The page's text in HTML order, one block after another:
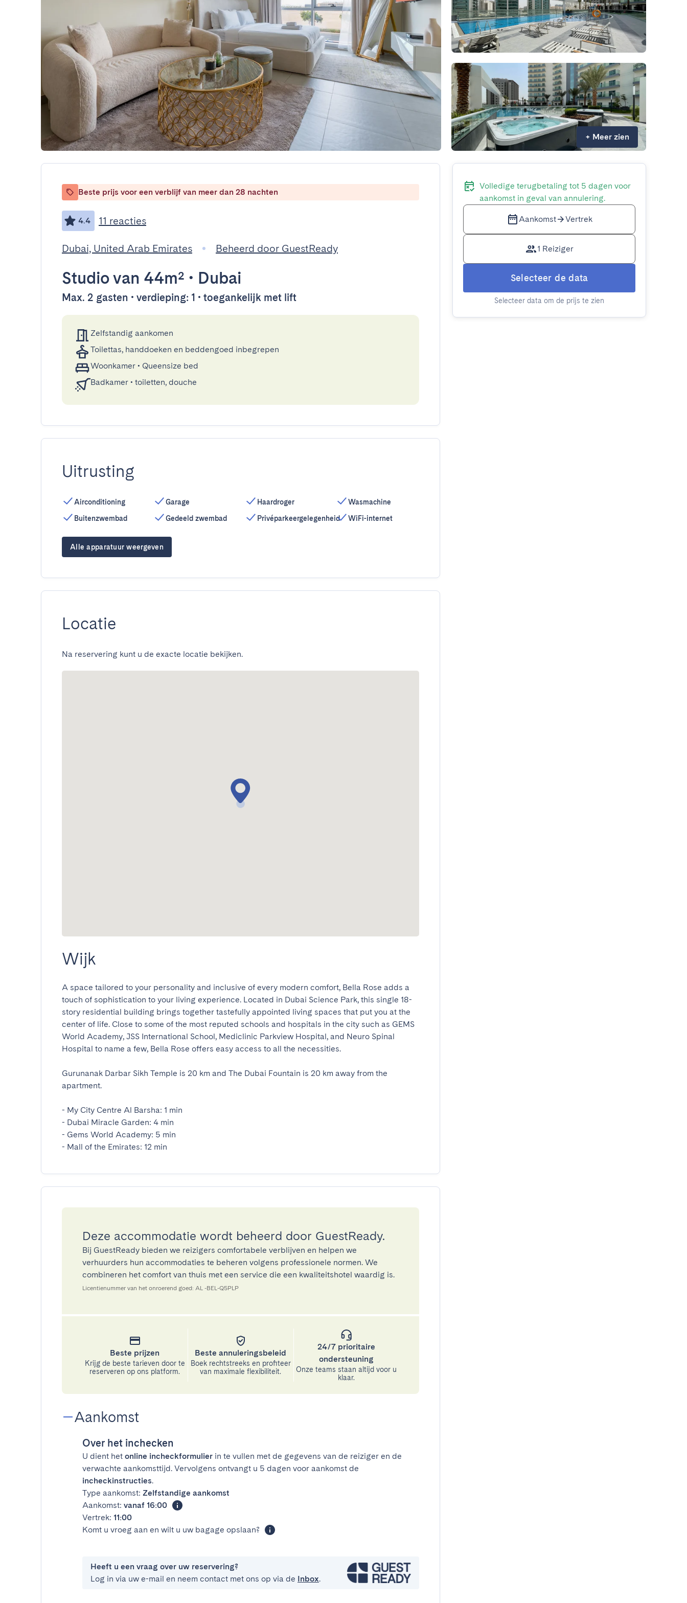
+ Meer zien
Beste prijs voor een verblijf van meer dan 28 nachten
4.4 11 reacties
Dubai, United Arab Emirates Beheerd door GuestReady
Studiovan 44m² • Dubai
Max. 2 gasten • verdieping: 1 • toegankelijk met lift
Zelfstandig aankomen
Toilettas, handdoeken en beddengoed inbegrepen
Woonkamer • Queensize bed
Badkamer • toiletten, douche
Uitrusting
Airconditioning
Buitenzwembad
Garage
Gedeeld zwembad
Haardroger
Privéparkeergelegenheid
Wasmachine
WiFi-internet
Alle apparatuur weergeven
Locatie
Na reservering kunt u de exacte locatie bekijken.
Wijk
A space tailored to your personality and inclusive of every modern comfort, Bella Rose adds a
touch of sophistication to your living experience. Located in Dubai Science Park, this single 18-
story residential building brings together tastefully appointed living spaces that put you at the
center of life. Close to some of the most reputed schools and hospitals in the city such as GEMS
World Academy, JSS International School, Mediclinic Parkview Hospital, and Neuro Spinal
Hospital to name a few, Bella Rose offers easy access to all the necessities.
Gurunanak Darbar Sikh Temple is 20 km and The Dubai Fountain is 20 km away from the
apartment.
- My City Centre Al Barsha: 1 min
- Dubai Miracle Garden: 4 min
- Gems World Academy: 5 min
- Mall of the Emirates: 12 min
Deze accommodatie wordt beheerd door GuestReady.
Bij GuestReady bieden we reizigers comfortabele verblijven en helpen we
verhuurders hun accommodaties te beheren volgens professionele normen. We
combineren het comfort van thuis met een service die een kwaliteitshotel waardig is.
Licentienummer van het onroerend goed: AL -BEL-Q5PLP
Beste prijzen
Krijg de beste tarieven door te
reserveren op ons platform.
Beste annuleringsbeleid
Boek rechtstreeks en profiteer
van maximale flexibiliteit.
24/7 prioritaire
ondersteuning
Onze teams staan altijd voor u
klaar.
Aankomst
Over het inchecken
U dient het online incheckformulier in te vullen met de gegevens van de reiziger en de
verwachte aankomsttijd. Vervolgens ontvangt u 5 dagen voor aankomst de
incheckinstructies.
Type aankomst: Zelfstandige aankomst
Aankomst: vanaf 16:00
Vertrek: 11:00
Komt u vroeg aan en wilt u uw bagage opslaan?
Heeft u een vraag over uw reservering?
Log in via uw e-mail en neem contact met ons op via de Inbox.
Volledige terugbetaling tot 5 dagen voor
aankomst in geval van annulering.
Aankomst Vertrek
1 Reiziger
Selecteer de data
Selecteer data om de prijs te zien